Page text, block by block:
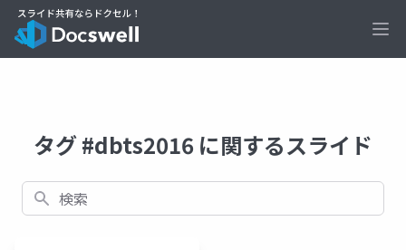
タグ #dbts2016 に関するスライド
検索